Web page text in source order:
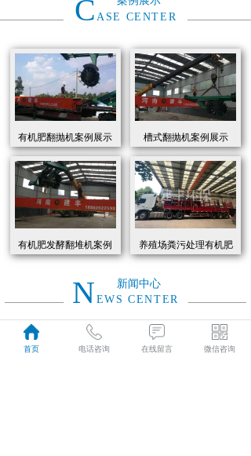
C ASE CENTER
有机肥翻抛机案例展示 槽式翻抛机案例展示
有机肥发酵翻堆机案例
展示
养殖场粪污处理有机肥
发酵罐 履带式有机肥翻
新闻中心
N EWS CENTER
2026
首页 电话咨询 在线留言 微信咨询